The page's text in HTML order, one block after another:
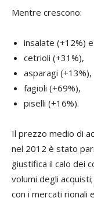
Mentre crescono:
insalate (+12%)
cetrioli (+31%),
asparagi (+13%),
fagioli (+69%),
piselli (+16%).
Il prezzo medio di
nel 2012 è stato
giustifica il calo dei
volumi degli
con i mercati rionali